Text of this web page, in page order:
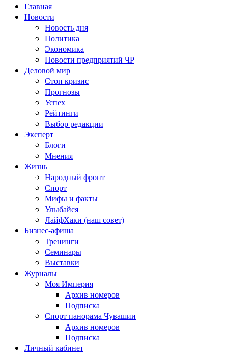
Главная
Новости
Новость дня
Политика
Экономика
Новости предприятий ЧР
Деловой мир
Стоп кризис
Прогнозы
Успех
Рейтинги
Выбор редакции
Эксперт
Блоги
Мнения
Жизнь
Народный фронт
Спорт
Мифы и факты
Улыбайся
ЛайфХаки (наш совет)
Бизнес-афиша
Тренинги
Семинары
Выставки
Журналы
Моя Империя
Архив номеров
Подписка
Спорт панорама Чувашии
Архив номеров
Подписка
Личный кабинет